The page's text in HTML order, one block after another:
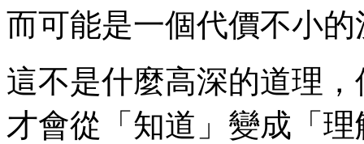
而可能是一個代價不小的
這不是什麼高深的道理
才會從「知道」變成「理